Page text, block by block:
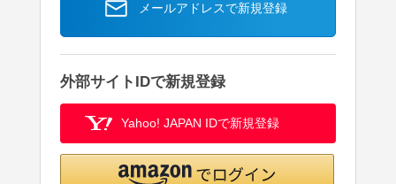
メールアドレスで新規登録
外部サイトIDで新規登録
Yahoo! JAPAN IDで新規登録